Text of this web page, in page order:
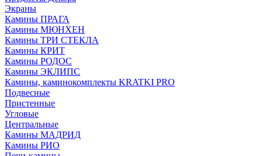
Экраны
Камины ПРАГА
Камины МЮНХЕН
Камины ТРИ СТЕКЛА
Камины КРИТ
Камины РОДОС
Камины ЭКЛИПС
Камины, каминокомплекты KRATKI PRO
Подвесные
Пристенные
Угловые
Центральные
Камины МАДРИД
Камины РИО